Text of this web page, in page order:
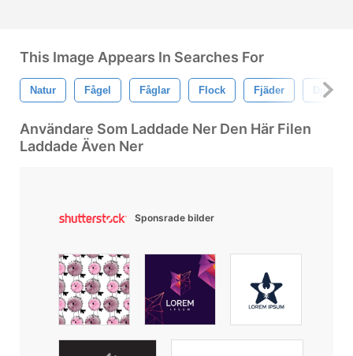
This Image Appears In Searches For
Natur Fågel Fåglar Flock Fjäder Djur-
Användare Som Laddade Ner Den Här Filen
Laddade Även Ner
Sponsrade bilder